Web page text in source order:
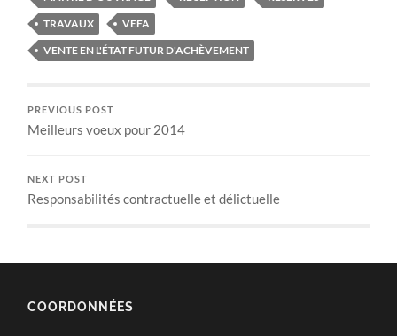
TRAVAUX
VEFA
VENTE EN L'ÉTAT FUTUR D'ACHÈVEMENT
PREVIOUS POST
Meilleurs voeux pour 2014
NEXT POST
Responsabilités contractuelle et délictuelle
COORDONNÉES